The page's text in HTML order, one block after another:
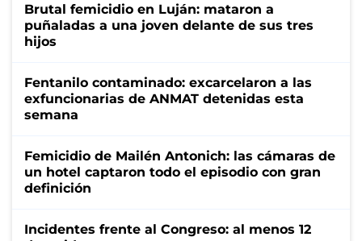
Brutal femicidio en Luján: mataron a
puñaladas a una joven delante de sus tres
hijos
Fentanilo contaminado: excarcelaron a las
exfuncionarias de ANMAT detenidas esta
semana
Femicidio de Mailén Antonich: las cámaras de
un hotel captaron todo el episodio con gran
definición
Incidentes frente al Congreso: al menos 12